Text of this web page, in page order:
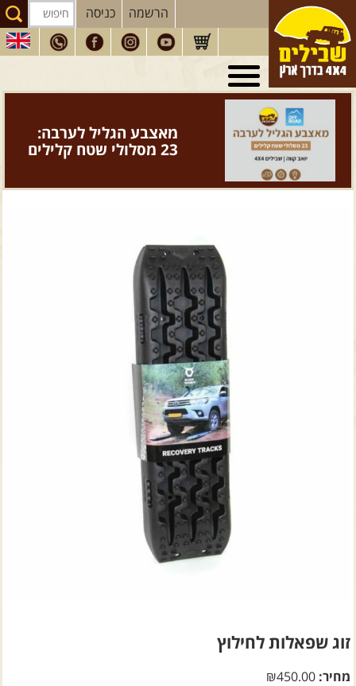
הרשמה כניסה
טיולי 4X4
בארץ
מסעות בעולם
טיוליםלרכב פנאי
הדרכותנהיגה
הירשמו לניוזלטר שבילים
הבלוג של יואב קווה
פודקאסט ג'יפאות
צרו קשר עם שבילים
אודות יואב קווה והאתר שבילים
מאצבע הגליל לערבה:
23 מסלולי שטח קלילים
זוג שפאלות לחילוץ
מחיר: ₪450.00